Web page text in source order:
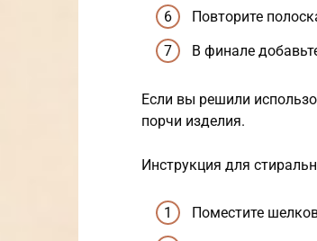
Повторите
В финале
Если вы решили
порчи изделия.
Инструкция для
Поместите